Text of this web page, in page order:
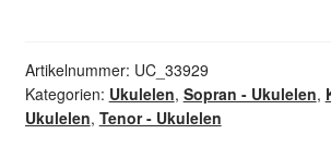
Ebenholzdecke
Menge
Artikelnummer: UC_33929
Kategorien: Ukulelen, Sopran - Ukulelen,
Ukulelen, Tenor - Ukulelen